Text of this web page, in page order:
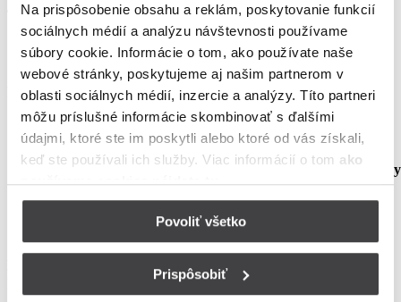
Na prispôsobenie obsahu a reklám, poskytovanie funkcií
sociálnych médií a analýzu návštevnosti používame
súbory cookie. Informácie o tom, ako používate naše
webové stránky, poskytujeme aj našim partnerom v
oblasti sociálnych médií, inzercie a analýzy. Títo partneri
môžu príslušné informácie skombinovať s ďalšími
údajmi, ktoré ste im poskytli alebo ktoré od vás získali,
keď ste používali ich služby. Viac informácií o tom ako
používame cookies nájdete tu.
Povoliť všetko
Prispôsobiť
Táto kampaň sa vzťahuje na poskytovanie:
Základnej služby prístupu do siete Internet – Internet
OPTIK 600
Poskytovateľ sa zaväzuje poskytnúť Užívateľovi:
Službu za cenu vo výške podľa tabuľky:
Objednávaná služba Mesačná cena za poskytovanie služby
19,90 €
Počas celej doby využívania Služby podľa
podmienok tejto kampane